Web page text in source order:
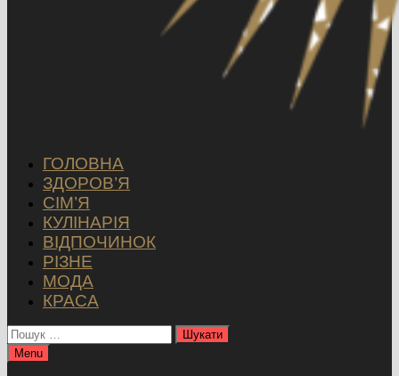
ГОЛОВНА
ЗДОРОВ’Я
СІМ’Я
КУЛІНАРІЯ
ВІДПОЧИНОК
РІЗНЕ
МОДА
КРАСА
Пошук:
Menu